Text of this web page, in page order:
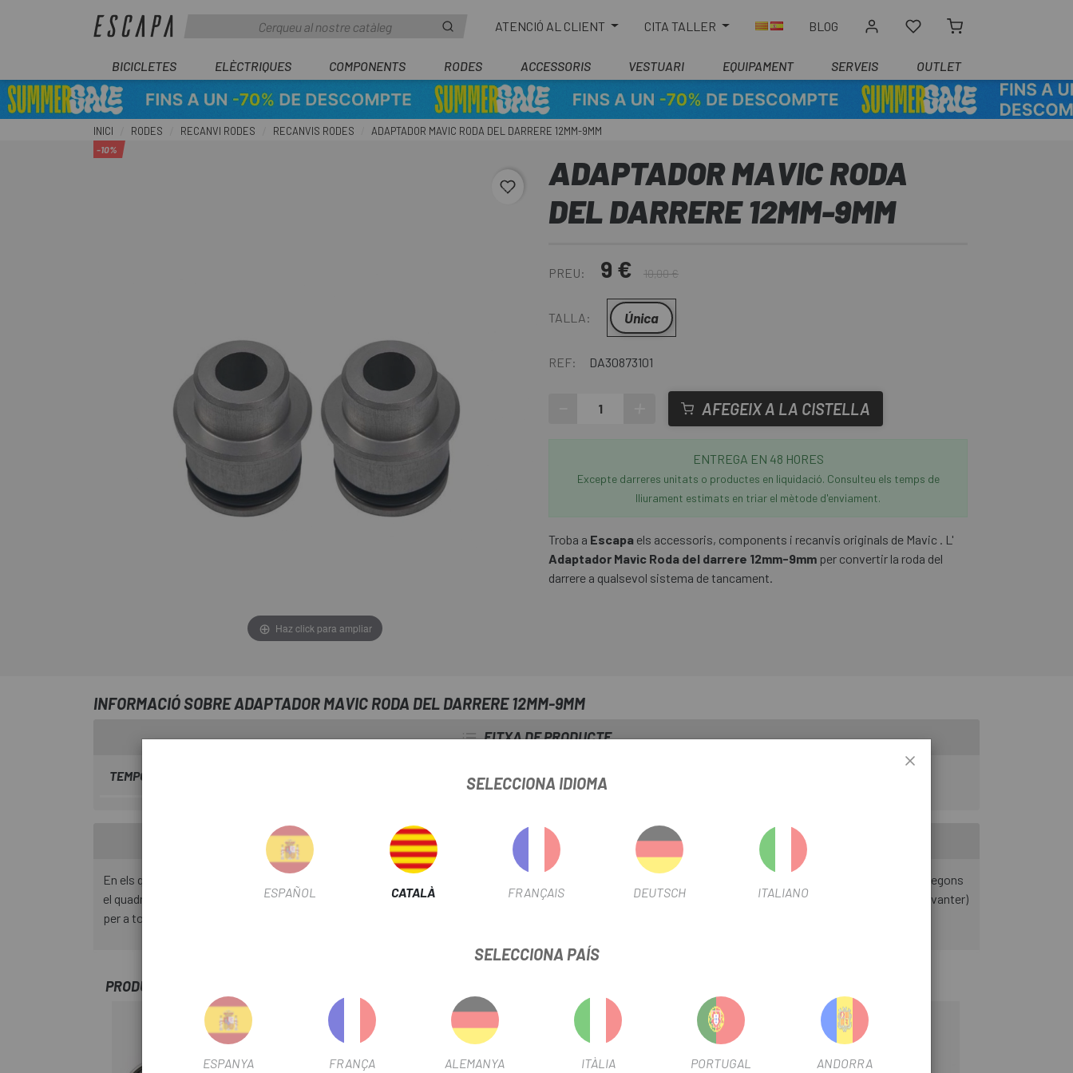
ATENCIÓ AL CLIENT CITA TALLER BLOG
BICICLETES ELÈCTRIQUES COMPONENTS RODES ACCESSORIS VESTUARI EQUIPAMENT SERVEIS OUTLET
INICI RODES RECANVI RODES RECANVIS RODES ADAPTADOR MAVIC RODA DEL DARRERE 12MM-9MM
favorite_border
-10%
Haz click para ampliar
ADAPTADOR MAVIC RODA
DEL DARRERE 12MM-9MM
PREU: 9 € 10,00 €
TALLA: Única
REF: DA30873101
AFEGEIX A LA CISTELLA
ENTREGA EN 48 HORES
Excepte darreres unitats o productes en liquidació. Consulteu els temps de
lliurament estimats en triar el mètode d'enviament.
Troba a Escapa els accessoris, components i recanvis originals de Mavic . L'
Adaptador Mavic Roda del darrere 12mm-9mm per convertir la roda del
darrere a qualsevol sistema de tancament.
INFORMACIÓ SOBRE ADAPTADOR MAVIC RODA DEL DARRERE 12MM-9MM
FITXA DE PRODUCTE
TEMPORADA
INFORMACIÓ DEL PRODUCTE
En els quadres actuals, hi ha diferents estàndards de diàmetre i ample de puntera. La majoria de les rodes Mavic es poden muntar amb diferents adaptadors segons
el quadre: extensions per a 142 mm en rodets ITS-4, de 142 mm per a rodets TS-2 i adaptadors per a tancament ràpid (s'entreguen amb un tancament ràpid davanter)
per a tots els models.
PRODUCTOS SIMILARES
SELECCIONA IDIOMA
ESPAÑOL CATALÀ FRANÇAIS DEUTSCH ITALIANO
SELECCIONA PAÍS
ESPANYA FRANÇA ALEMANYA ITÀLIA PORTUGAL ANDORRA